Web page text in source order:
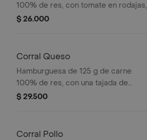
100% de res, con tomate en rodajas,
cebolla en rodajas, lechuga, salsa
$ 26.000
Corral Queso
Hamburguesa de 125 g de carne
100% de res, con una tajada de
queso tipo mozzarella, tomate en
mostaza
$ 29.500
Corral Pollo